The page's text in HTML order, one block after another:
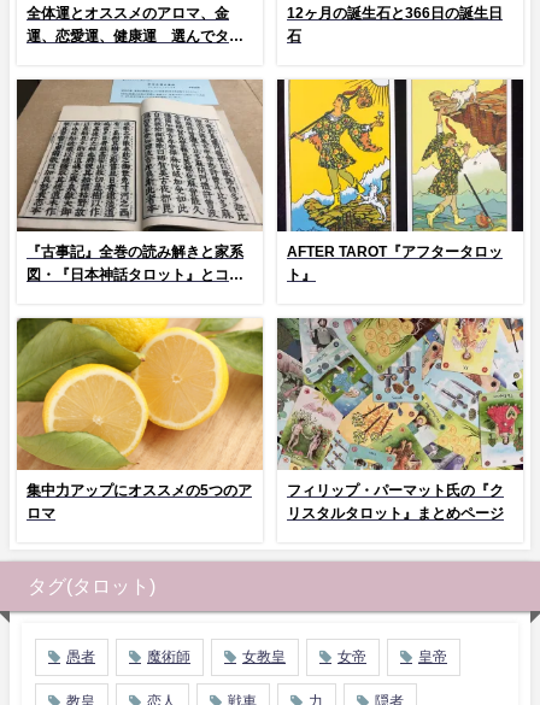
全体運とオススメのアロマ、金
運、恋愛運、健康運 選んでタッ
12ヶ月の誕生石と366日の誕生日
石
『古事記』全巻の読み解きと家系
図・『日本神話タロット』とコラ
AFTER TAROT『アフタータロッ
ト』
集中力アップにオススメの5つのア
ロマ
フィリップ・パーマット氏の『ク
リスタルタロット』まとめページ
タグ(タロット)
愚者 魔術師 女教皇 女帝 皇帝
教皇 恋人 戦車 力 隠者